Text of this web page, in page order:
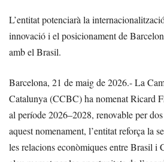
L’entitat potenciarà la
innovació i el posicionament de
amb el Brasil.
Barcelona, 21 de maig de 2026.- La
Catalunya (CCBC) ha nomenat Ricard
al període 2026–2028, renovable per
aquest nomenament, l’entitat reforça la
les relacions econòmiques entre Brasil i